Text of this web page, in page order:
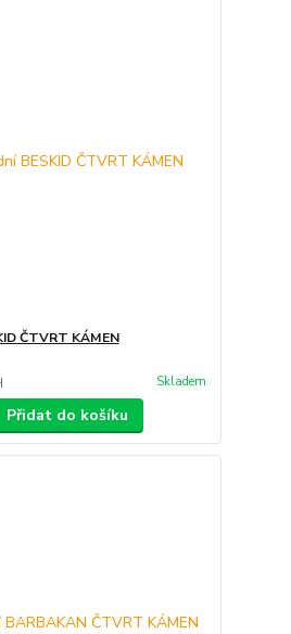
ČTVRT KÁMEN
Skladem
Přidat do košíku